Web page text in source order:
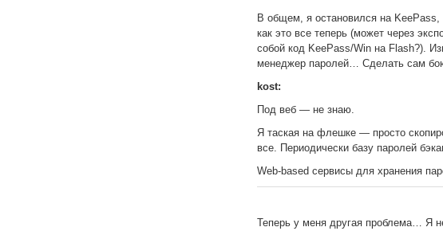
В общем, я остановился на
как это все теперь (может через
собой код KeePass/Win на Flash?).
менеджер паролей… Сделать сам
kost:
Под веб — не знаю.
Я таская на флешке — просто
все. Периодически базу паролей
Web-based сервисы для хранения
Теперь у меня другая проблема… Я